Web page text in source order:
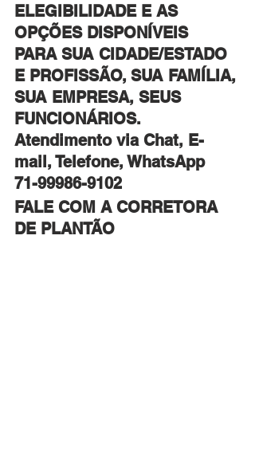
ELEGIBILIDADE E AS
OPÇÕES DISPONÍVEIS
PARA SUA CIDADE/ESTADO
E PROFISSÃO, SUA FAMÍLIA,
SUA EMPRESA, SEUS
FUNCIONÁRIOS.
Atendimento via Chat, E-
mail, Telefone, WhatsApp
​71-99986-9102
FALE COM A CORRETORA
DE PLANTÃO